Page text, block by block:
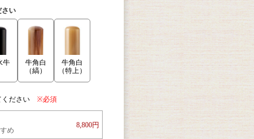
さい
牛
牛角白
（縞）
牛角白
（特上）
ださい ※必須
め
8,800円